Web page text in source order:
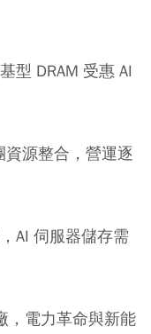
型 DRAM 受惠 AI
資源整合，營運逐
AI 伺服器儲存需
，電力革命與新能